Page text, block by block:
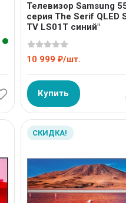
Телевизор Samsung
серия The Serif QLED
TV LS01T синий"
10 999 ₽/шт.
Купить
СКИДКА!